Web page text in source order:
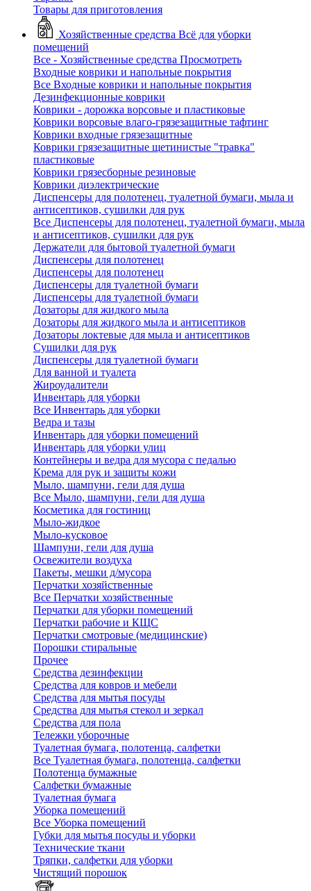
Товары для приготовления
Хозяйственные средства Всё для уборки
помещений
Все - Хозяйственные средства Просмотреть
Входные коврики и напольные покрытия
Все Входные коврики и напольные покрытия
Дезинфекционные коврики
Коврики - дорожка ворсовые и пластиковые
Коврики ворсовые влаго-грязезащитные тафтинг
Коврики входные грязезащитные
Коврики грязезащитные щетинистые "травка"
пластиковые
Коврики грязесборные резиновые
Коврики диэлектрические
Диспенсеры для полотенец, туалетной бумаги, мыла и
антисептиков, сушилки для рук
Все Диспенсеры для полотенец, туалетной бумаги, мыла
и антисептиков, сушилки для рук
Держатели для бытовой туалетной бумаги
Диспенсеры для полотенец
Диспенсеры для полотенец
Диспенсеры для туалетной бумаги
Диспенсеры для туалетной бумаги
Дозаторы для жидкого мыла
Дозаторы для жидкого мыла и антисептиков
Дозаторы локтевые для мыла и антисептиков
Сушилки для рук
Диспенсеры для туалетной бумаги
Для ванной и туалета
Жироудалители
Инвентарь для уборки
Все Инвентарь для уборки
Ведра и тазы
Инвентарь для уборки помещений
Инвентарь для уборки улиц
Контейнеры и ведра для мусора с педалью
Крема для рук и защиты кожи
Мыло, шампуни, гели для душа
Все Мыло, шампуни, гели для душа
Косметика для гостиниц
Мыло-жидкое
Мыло-кусковое
Шампуни, гели для душа
Освежители воздуха
Пакеты, мешки д/мусора
Перчатки хозяйственные
Все Перчатки хозяйственные
Перчатки для уборки помещений
Перчатки рабочие и КЩС
Перчатки смотровые (медицинские)
Порошки стиральные
Прочее
Средства дезинфекции
Средства для ковров и мебели
Средства для мытья посуды
Средства для мытья стекол и зеркал
Средства для пола
Тележки уборочные
Туалетная бумага, полотенца, салфетки
Все Туалетная бумага, полотенца, салфетки
Полотенца бумажные
Салфетки бумажные
Туалетная бумага
Уборка помещений
Все Уборка помещений
Губки для мытья посуды и уборки
Технические ткани
Тряпки, салфетки для уборки
Чистящий порошок